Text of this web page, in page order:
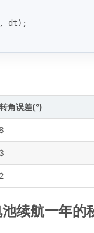
dt);
角误差(°)
续航一年的